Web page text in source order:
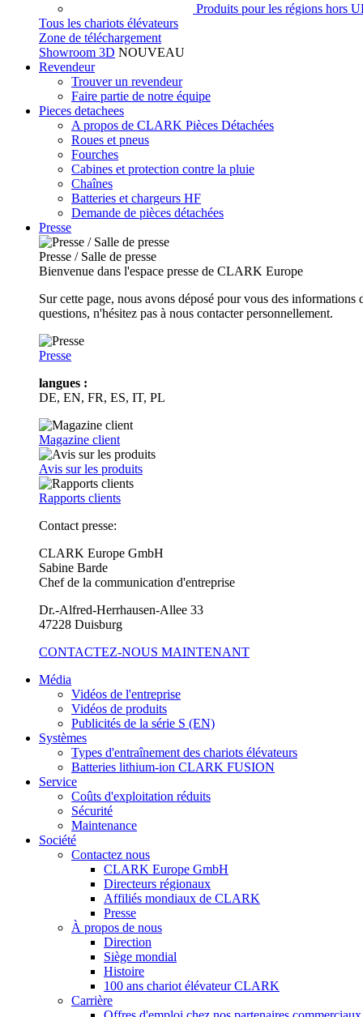
Produits pour les régions hors
Tous les chariots élévateurs
Zone de téléchargement
Showroom 3D NOUVEAU
Revendeur
Trouver un revendeur
Faire partie de notre équipe
Pieces detachees
A propos de CLARK Pièces Détachées
Roues et pneus
Fourches
Cabines et protection contre la pluie
Chaînes
Batteries et chargeurs HF
Demande de pièces détachées
Presse
Presse / Salle de presse
Bienvenue dans l'espace presse de CLARK Europe
Sur cette page, nous avons déposé pour vous des
questions, n'hésitez pas à nous contacter personnellement.
Presse
langues :
DE, EN, FR, ES, IT, PL
Magazine client
Avis sur les produits
Rapports clients
Contact presse:
CLARK Europe GmbH
Sabine Barde
Chef de la communication d'entreprise
Dr.-Alfred-Herrhausen-Allee 33
47228 Duisburg
CONTACTEZ-NOUS MAINTENANT
Média
Vidéos de l'entreprise
Vidéos de produits
Publicités de la série S (EN)
Systèmes
Types d'entraînement des chariots élévateurs
Batteries lithium-ion CLARK FUSION
Service
Coûts d'exploitation réduits
Sécurité
Maintenance
Société
Contactez nous
CLARK Europe GmbH
Directeurs régionaux
Affiliés mondiaux de CLARK
Presse
À propos de nous
Direction
Siège mondial
Histoire
100 ans chariot élévateur CLARK
Carrière